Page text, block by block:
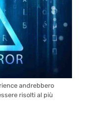
andrebbero
risolti al più